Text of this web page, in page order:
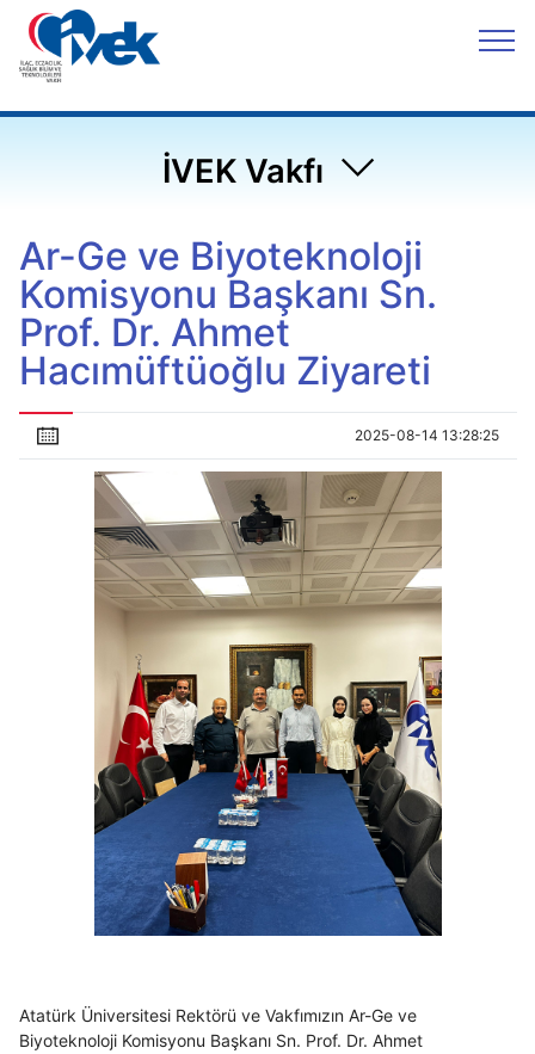
İVEK Vakfı
Ar-Ge ve Biyoteknoloji
Komisyonu Başkanı Sn.
Prof. Dr. Ahmet
Hacımüftüoğlu Ziyareti
2025-08-14 13:28:25
Atatürk Üniversitesi Rektörü ve Vakfımızın Ar-Ge ve
Biyoteknoloji Komisyonu Başkanı Sn. Prof. Dr. Ahmet